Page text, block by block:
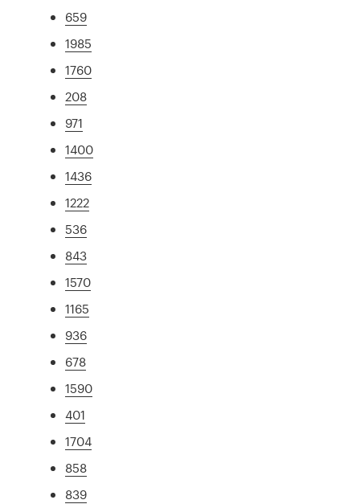
659
1985
1760
208
971
1400
1436
1222
536
843
1570
1165
936
678
1590
401
1704
858
839